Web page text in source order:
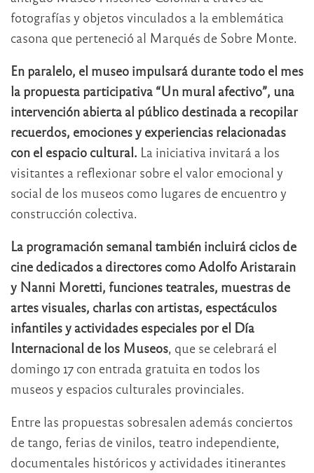
fotografías y objetos vinculados a la emblemática
casona que perteneció al Marqués de Sobre Monte.
En paralelo, el museo impulsará durante todo el mes
la propuesta participativa “Un mural afectivo”, una
intervención abierta al público destinada a recopilar
recuerdos, emociones y experiencias relacionadas
con el espacio cultural. La iniciativa invitará a los
visitantes a reflexionar sobre el valor emocional y
social de los museos como lugares de encuentro y
construcción colectiva.
La programación semanal también incluirá ciclos de
cine dedicados a directores como Adolfo Aristarain
y Nanni Moretti, funciones teatrales, muestras de
artes visuales, charlas con artistas, espectáculos
infantiles y actividades especiales por el Día
Internacional de los Museos , que se celebrará el
domingo 17 con entrada gratuita en todos los
museos y espacios culturales provinciales.
Entre las propuestas sobresalen además conciertos
de tango, ferias de vinilos, teatro independiente,
documentales históricos y actividades itinerantes